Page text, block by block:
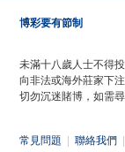
博彩要有節制
未滿十八歲人士不得
向非法或海外莊家下
切勿沉迷賭博，如需
常見問題 聯絡我們